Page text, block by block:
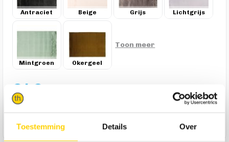
Toestemming Details Over
Antraciet Beige Grijs Lichtgrijs
Mintgroen Okergeel
Toon meer
249,-